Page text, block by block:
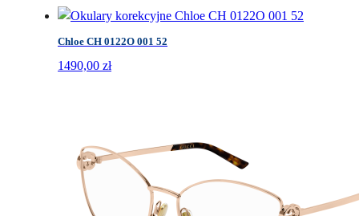
Chloe CH 0122O 001 52
1490,00 zł